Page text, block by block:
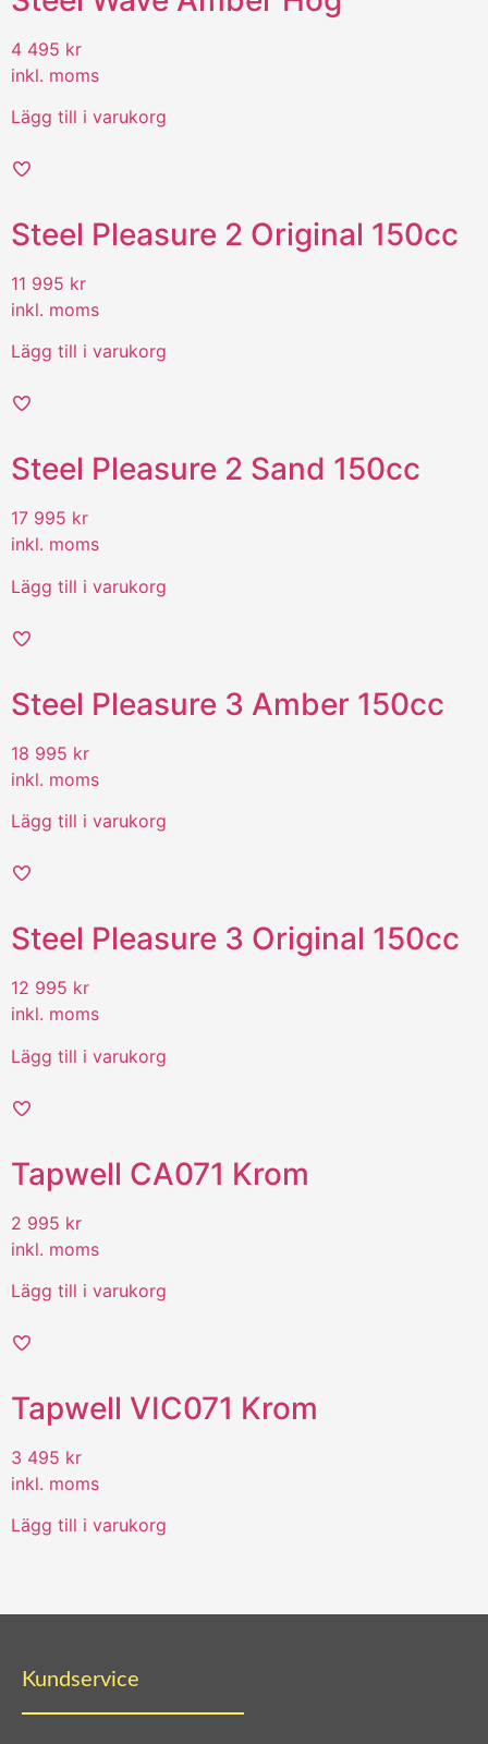
4 495 kr
inkl. moms
Lägg till i varukorg
Steel Pleasure 2 Original 150cc
11 995 kr
inkl. moms
Lägg till i varukorg
Steel Pleasure 2 Sand 150cc
17 995 kr
inkl. moms
Lägg till i varukorg
Steel Pleasure 3 Amber 150cc
18 995 kr
inkl. moms
Lägg till i varukorg
Steel Pleasure 3 Original 150cc
12 995 kr
inkl. moms
Lägg till i varukorg
Tapwell CA071 Krom
2 995 kr
inkl. moms
Lägg till i varukorg
Tapwell VIC071 Krom
3 495 kr
inkl. moms
Lägg till i varukorg
Kundservice